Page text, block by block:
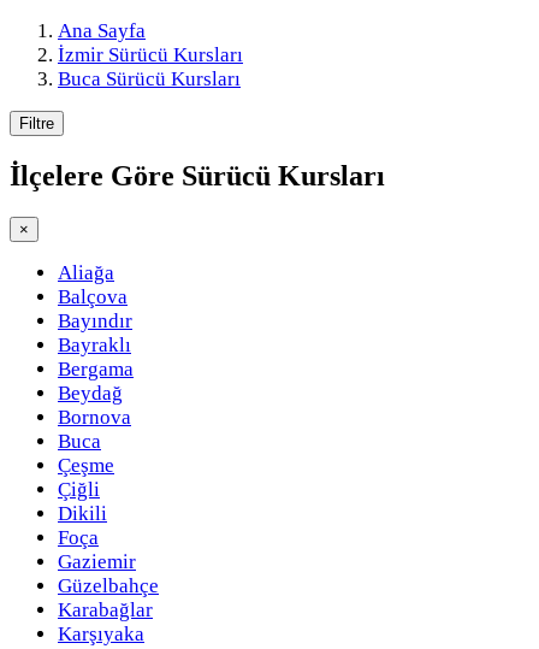
Ana Sayfa
İzmir Sürücü Kursları
Buca Sürücü Kursları
Filtre
İlçelere Göre Sürücü Kursları
×
Aliağa
Balçova
Bayındır
Bayraklı
Bergama
Beydağ
Bornova
Buca
Çeşme
Çiğli
Dikili
Foça
Gaziemir
Güzelbahçe
Karabağlar
Karşıyaka